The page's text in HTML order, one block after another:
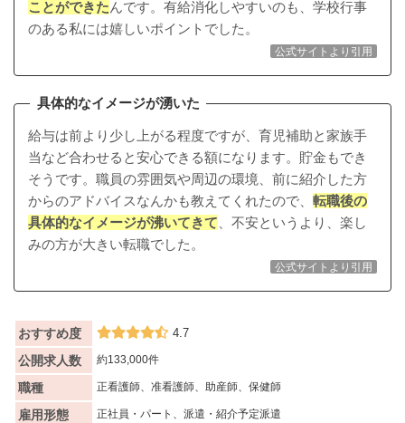
ことができたんです。有給消化しやすいのも、学校行事
のある私には嬉しいポイントでした。
公式サイトより引用
具体的なイメージが湧いた
給与は前より少し上がる程度ですが、育児補助と家族手
当など合わせると安心できる額になります。貯金もでき
そうです。 職員の雰囲気や周辺の環境、前に紹介した方
からのアドバイスなんかも教えてくれたので、 転職後の
具体的なイメージが沸いてきて 、不安というより、楽し
みの方が大きい転職でした。
公式サイトより引用
おすすめ度 4.7
公開求人数 約133,000件
職種 正看護師、准看護師、助産師、保健師
雇用形態 正社員・パート、派遣・紹介予定派遣